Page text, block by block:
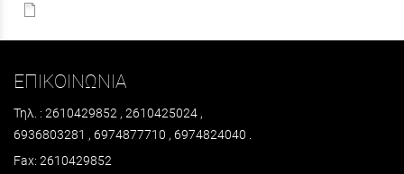
ΕΠΙΚΟΙΝΩΝΙΑ
Τηλ. : 2610429852 , 2610425024 ,
6936803281 , 6974877710 , 6974824040 .
Fax: 2610429852